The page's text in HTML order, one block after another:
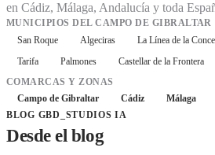
en Cádiz, Málaga, Andalucía y toda
MUNICIPIOS DEL CAMPO DE GIBRALTAR
San Roque
Algeciras La Línea de la
Tarifa
Palmones Castellar de la Frontera
COMARCAS Y ZONAS
Campo de Gibraltar
Cádiz Málaga
BLOG GBD_STUDIOS IA
Desde el blog